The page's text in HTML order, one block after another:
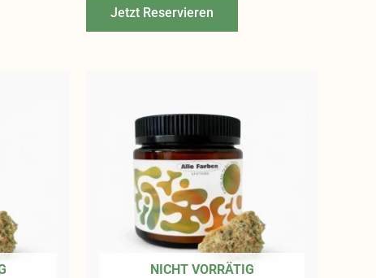
Jetzt Reservieren
NICHT VORRÄTIG